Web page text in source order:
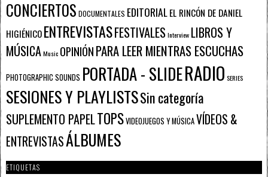
CONCIERTOS DOCUMENTALES EDITORIALEL RINCÓN DE DANIEL
HIGIÉNICOENTREVISTASFESTIVALESInterview LIBROS Y
MÚSICAMusic OPINIÓNPARA LEER MIENTRAS ESCUCHAS
PHOTOGRAPHIC SOUNDS PORTADA - SLIDERADIO SERIES
SESIONES Y PLAYLISTSSin categoría
SUPLEMENTO PAPELTOPSVIDEOJUEGOS Y MÚSICAVÍDEOS &
ENTREVISTASÁLBUMES
ETIQUETAS